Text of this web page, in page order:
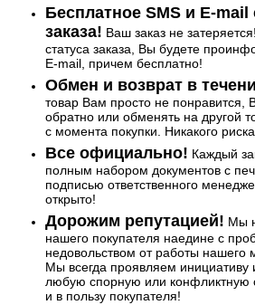
Бесплатное SMS и E-
заказа! Ваш заказ не
статуса заказа, Вы будете
E-mail, причем бесплатно!
Обмен и возврат в
товар Вам просто не понравится,
обратно или обменять на другой
с момента покупки. Никакого
Все официально! Каждый
полным набором документов с
подписью ответственного
открыто!
Дорожим репутацией! Мы
нашего покупателя наедине с
недовольством от работы нашего
Мы всегда проявляем
любую спорную или конфликтную
и в пользу покупателя!